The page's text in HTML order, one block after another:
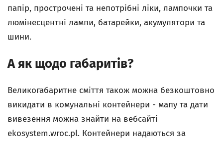
папір, прострочені та непотрібні ліки, лампочки та
люмінесцентні лампи, батарейки, акумулятори та
шини.
А як щодо габаритів?
Великогабаритне сміття також можна безкоштовно
викидати в комунальні контейнери - мапу та дати
вивезення можна знайти на вебсайті
ekosystem.wroc.pl. Контейнери надаються за